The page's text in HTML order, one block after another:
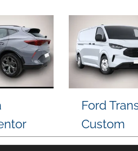
Citroën C3
Aircross